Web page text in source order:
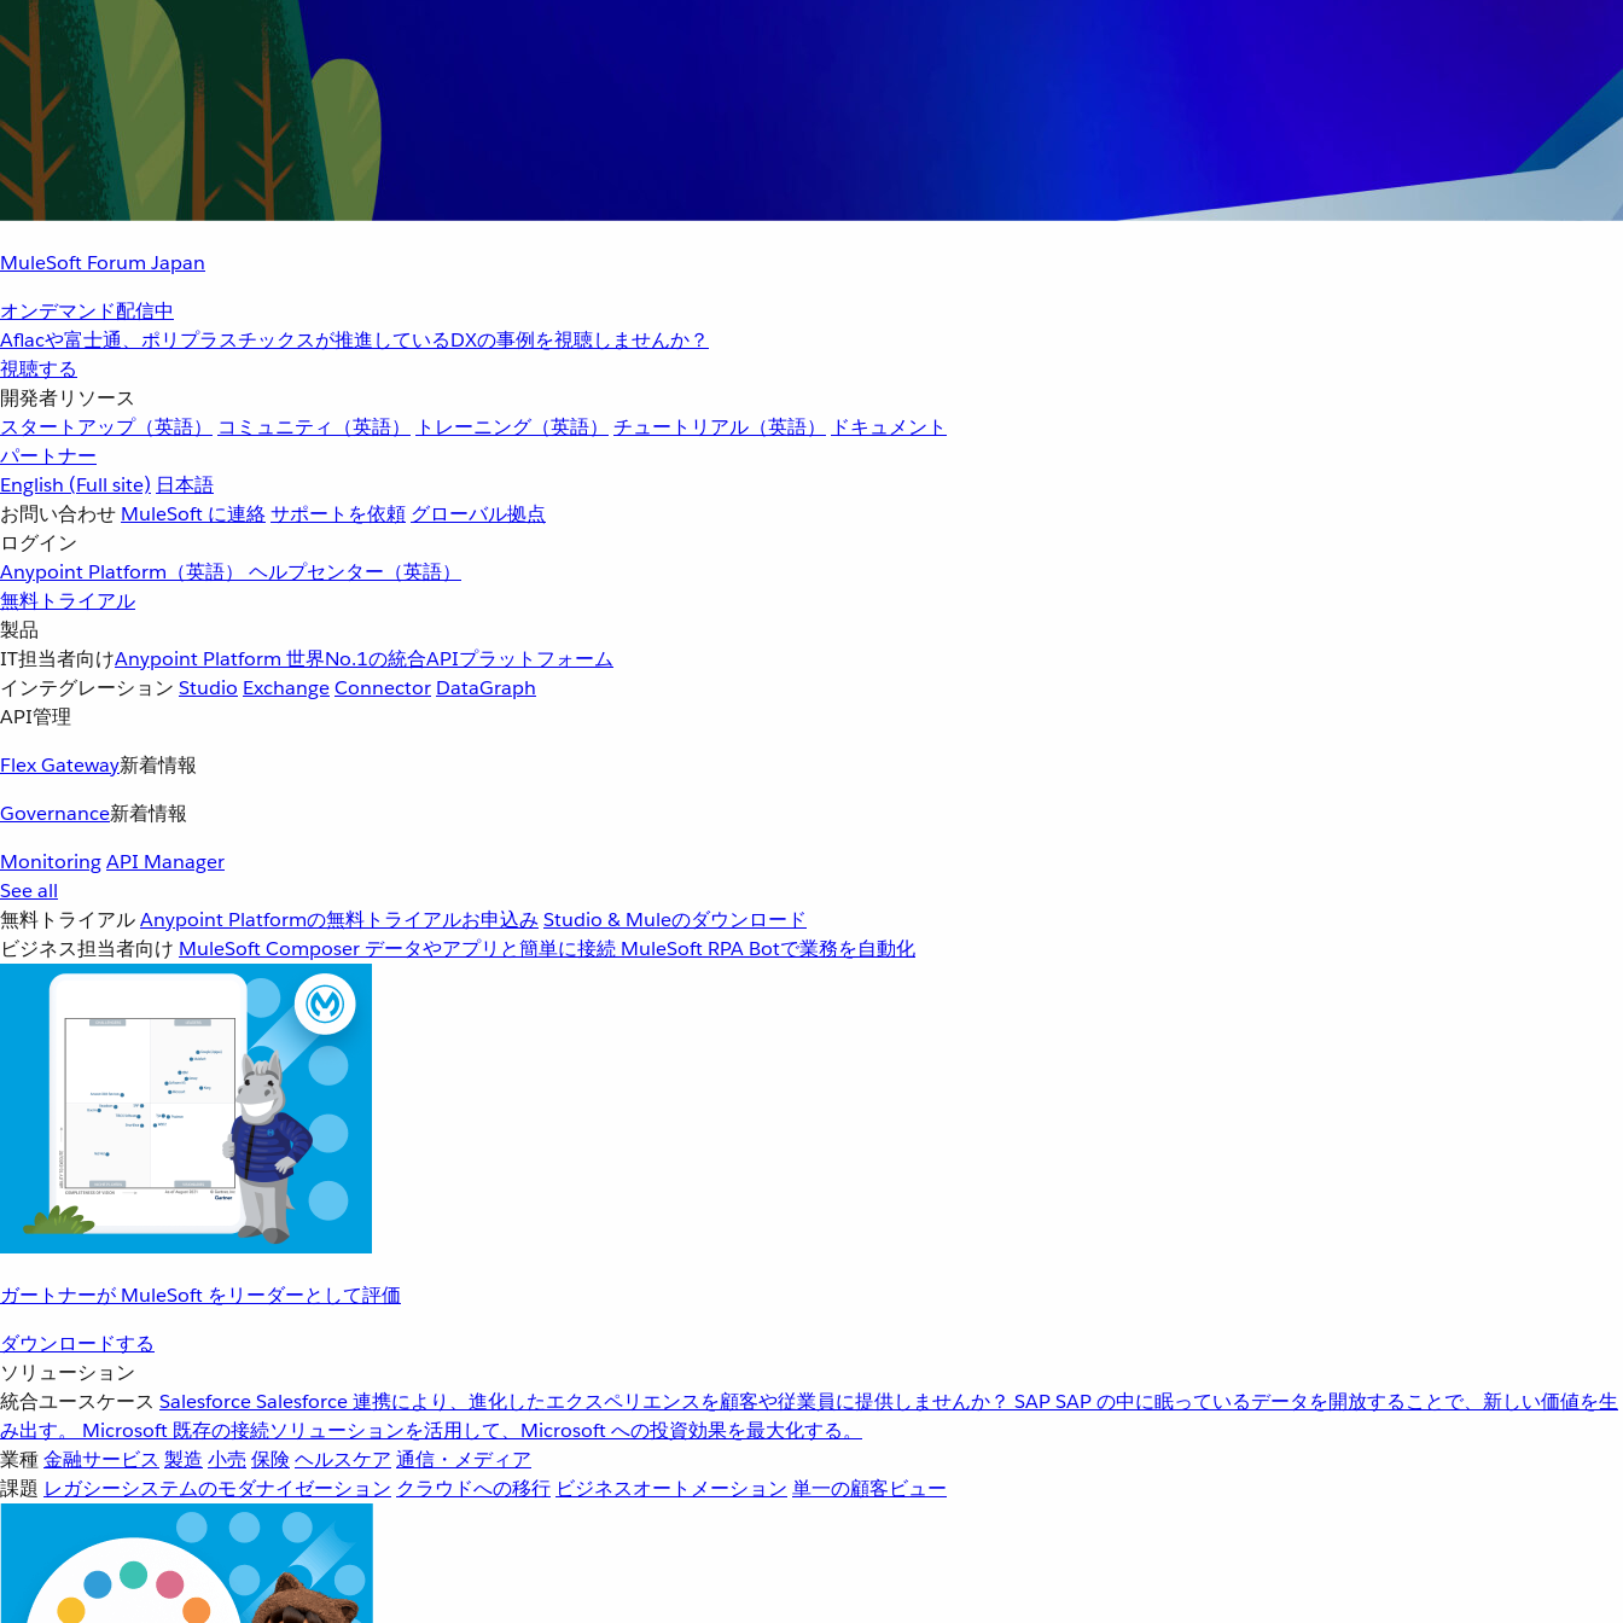
MuleSoft Forum Japan
オンデマンド配信中
Aflacや富士通、ポリプラスチックスが推進しているDXの事例を視聴しませんか？
視聴する
開発者リソース
スタートアップ（英語）
コミュニティ（英語） トレーニング（英語） チュートリアル（英語）
ドキュメント
パートナー
English (Full site) 日本語
お問い合わせ MuleSoft に連絡サポートを依頼 グローバル拠点
ログイン
Anypoint Platform（英語） ヘルプセンター（英語）
無料トライアル
製品
IT担当者向けAnypoint Platform 世界No.1の統合APIプラットフォーム
インテグレーション Studio ExchangeConnector DataGraph
API管理
Flex Gateway新着情報
Governance新着情報
MonitoringAPI Manager
See all
無料トライアルAnypoint Platformの無料トライアルお申込み Studio & Muleのダウンロード
ビジネス担当者向け MuleSoft Composer データやアプリと簡単に接続 MuleSoft RPA Botで業務を自動化
ガートナーが MuleSoft をリーダーとして評価
ダウンロードする
ソリューション
統合ユースケース SalesforceSalesforce 連携により、進化したエクスペリエンスを顧客や従業員に提供しませんか？ SAPSAP の中に眠っているデータを開放することで、新しい価値を生
み出す。
Microsoft 既存の接続ソリューションを活用して、Microsoft への投資効果を最大化する。
業種金融サービス 製造 小売 保険 ヘルスケア 通信・メディア
課題 レガシーシステムのモダナイゼーション クラウドへの移行 ビジネスオートメーション 単一の顧客ビュー